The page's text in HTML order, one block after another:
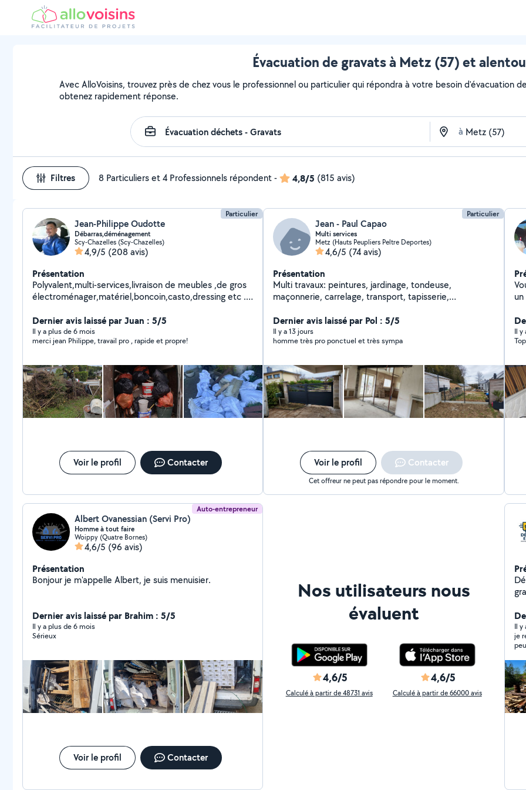
Évacuation de gravats à Metz (57) et
Avec AlloVoisins, trouvez près de chez vous le professionnel ou particulier qui répondra à votre besoin d'évacuation
obtenez rapidement réponse.
à
Filtres 8 Particuliers et 4 Professionnels répondent- 4,8/5 (815 avis)
Particulier
Jean-Philippe Oudotte
Débarras,déménagement
Scy-Chazelles (Scy-Chazelles)
4,9/5 (208 avis)
Présentation
Polyvalent,multi-services,livraison de meubles ,de gros
électroménager,matériel,boncoin,casto,dressing etc ...
Chariots,diable,couvertures film de protection,housse
matelas etc...
Dernier avis laissé par Juan : 5/5
Il y a plus de 6 mois
merci jean Philippe, travail pro , rapide et propre!
Voir le profil Contacter
Particulier
Jean - Paul Capao
Multi services
Metz (Hauts Peupliers Peltre Deportes)
4,6/5 (74 avis)
Présentation
Multi travaux: peintures, jardinage, tondeuse,
maçonnerie, carrelage, transport, tapisserie,
Dernier avis laissé par Pol : 5/5
Il y a 13 jours
homme très pro ponctuel et très sympa
Voir le profil Contacter
Cet offreur ne peut pas répondre pour le moment.
etc...) Livraison
et
Il y
Top
Auto-entrepreneur
Albert Ovanessian (Servi Pro)
Homme à tout faire
Woippy (Quatre Bornes)
4,6/5 (96 avis)
Présentation
Bonjour je m'appelle Albert, je suis menuisier.
Dernier avis laissé par Brahim : 5/5
Il y a plus de 6 mois
Sérieux
Voir le profil Contacter
Nos utilisateurs nous
évaluent
4,6/5
Calculé à partir de 48731 avis
4,6/5
Calculé à partir de 66000 avis
Il y
je